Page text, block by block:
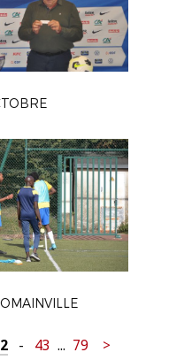
- 43 ... 79 >